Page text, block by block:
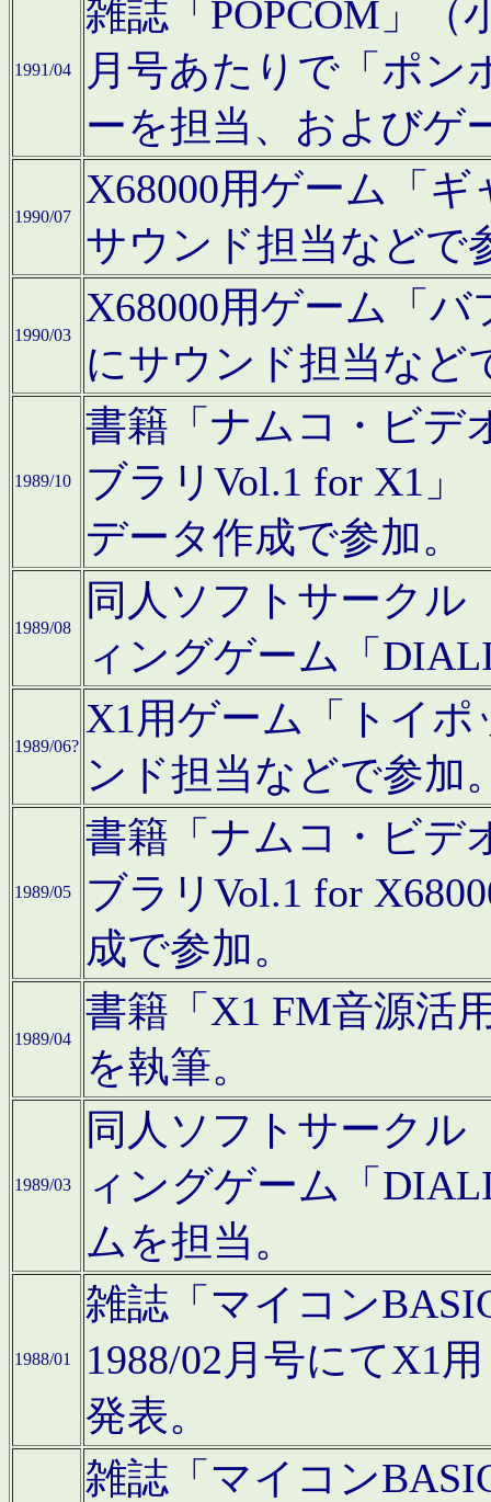
1991/04
雑誌「POPCOM」（
月号あたりで「ポン
ーを担当、およびゲ
1990/07
X68000用ゲーム「
サウンド担当などで
1990/03
X68000用ゲーム「
にサウンド担当など
1989/10
書籍「ナムコ・ビデ
ブラリVol.1 for X1」
データ作成で参加。
1989/08
同人ソフトサークル
ィングゲーム「
1989/06?
X1用ゲーム「トイ
ンド担当などで参加
1989/05
書籍「ナムコ・ビデ
ブラリVol.1 for
成で参加。
1989/04
書籍「X1 FM音源活
を執筆。
1989/03
同人ソフトサークル
ィングゲーム「
ムを担当。
1988/01
雑誌「マイコン
1988/02月号にてX1
発表。
雑誌「マイコン